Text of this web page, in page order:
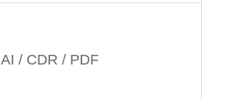
AI / CDR / PDF